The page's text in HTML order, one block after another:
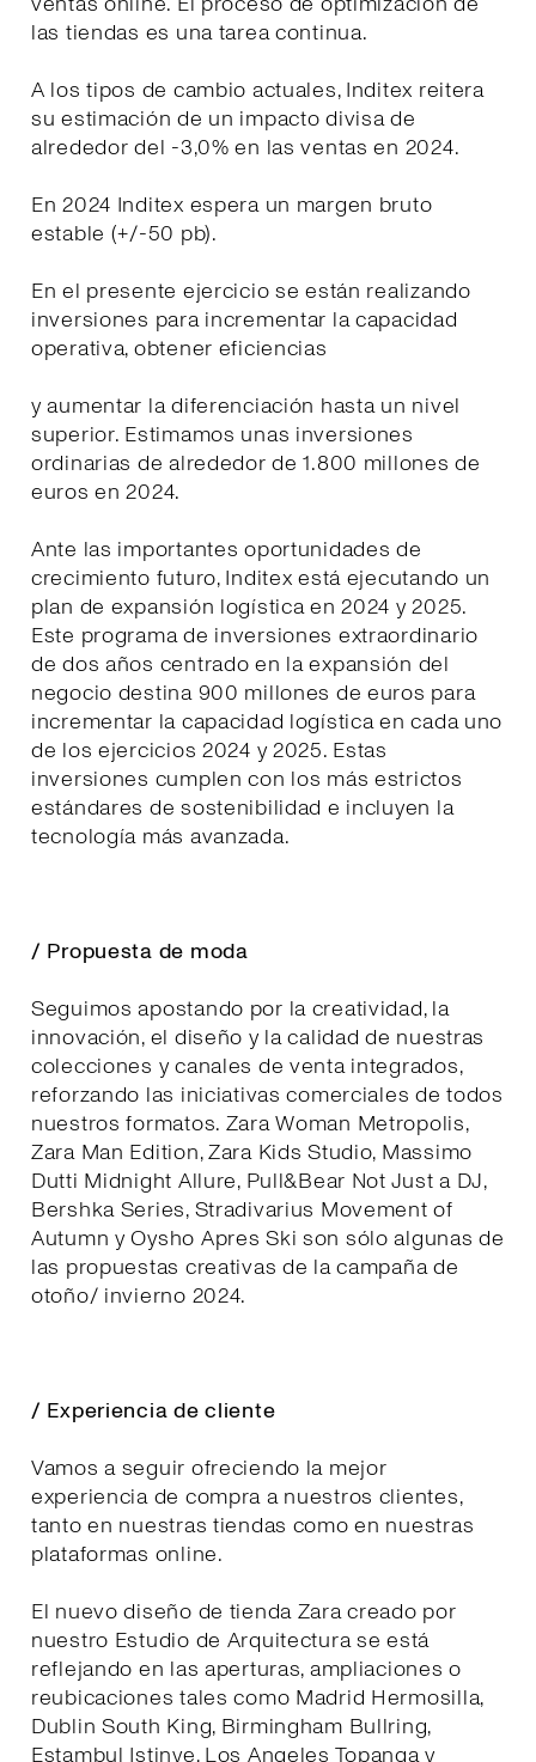
las tiendas es una tarea continua.
A los tipos de cambio actuales, Inditex reitera
su estimación de un impacto divisa de
alrededor del -3,0% en las ventas en 2024.
En 2024 Inditex espera un margen bruto
estable (+/-50 pb).
En el presente ejercicio se están realizando
inversiones para incrementar la capacidad
operativa, obtener eficiencias
y aumentar la diferenciación hasta un nivel
superior. Estimamos unas inversiones
ordinarias de alrededor de 1.800 millones de
euros en 2024.
Ante las importantes oportunidades de
crecimiento futuro, Inditex está ejecutando un
plan de expansión logística en 2024 y 2025.
Este programa de inversiones extraordinario
de dos años centrado en la expansión del
negocio destina 900 millones de euros para
incrementar la capacidad logística en cada uno
de los ejercicios 2024 y 2025. Estas
inversiones cumplen con los más estrictos
estándares de sostenibilidad e incluyen la
tecnología más avanzada.
/ Propuesta de moda
Seguimos apostando por la creatividad, la
innovación, el diseño y la calidad de nuestras
colecciones y canales de venta integrados,
reforzando las iniciativas comerciales de todos
nuestros formatos. Zara Woman Metropolis,
Zara Man Edition, Zara Kids Studio, Massimo
Dutti Midnight Allure, Pull&Bear Not Just a DJ,
Bershka Series, Stradivarius Movement of
Autumn y Oysho Apres Ski son sólo algunas de
las propuestas creativas de la campaña de
otoño/ invierno 2024.
/ Experiencia de cliente
Vamos a seguir ofreciendo la mejor
experiencia de compra a nuestros clientes,
tanto en nuestras tiendas como en nuestras
plataformas online.
El nuevo diseño de tienda Zara creado por
nuestro Estudio de Arquitectura se está
reflejando en las aperturas, ampliaciones o
reubicaciones tales como Madrid Hermosilla,
Dublin South King, Birmingham Bullring,
Estambul Istinye, Los Angeles Topanga y